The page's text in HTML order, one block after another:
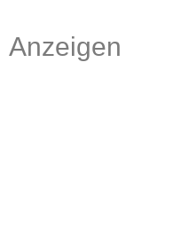
Anzeigen